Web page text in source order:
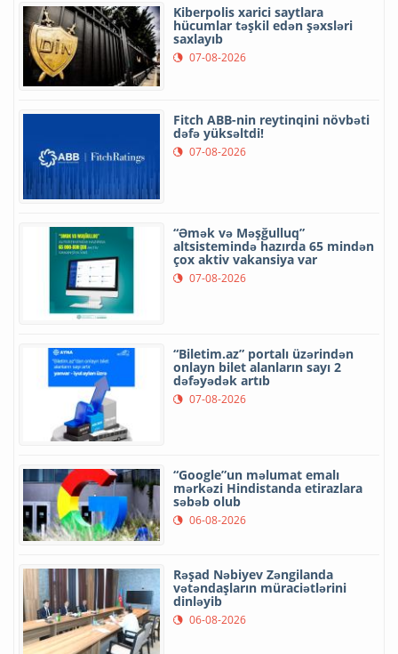
Kiberpolis xarici saytlara
hücumlar təşkil edən şəxsləri
saxlayıb
07-08-2026
Fitch ABB-nin reytinqini növbəti
dəfə yüksəltdi!
07-08-2026
“Əmək və Məşğulluq”
altsistemində hazırda 65 mindən
çox aktiv vakansiya var
07-08-2026
“Biletim.az” portalı üzərindən
onlayn bilet alanların sayı 2
dəfəyədək artıb
07-08-2026
“Google”un məlumat emalı
mərkəzi Hindistanda etirazlara
səbəb olub
06-08-2026
Rəşad Nəbiyev Zəngilanda
vətəndaşların müraciətlərini
dinləyib
06-08-2026